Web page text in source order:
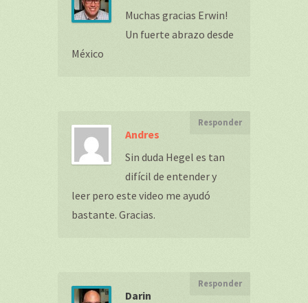
Muchas gracias Erwin!
Un fuerte abrazo desde
México
Andres
Responder
Sin duda Hegel es tan
difícil de entender y
leer pero este video me ayudó
bastante. Gracias.
Darin
Responder